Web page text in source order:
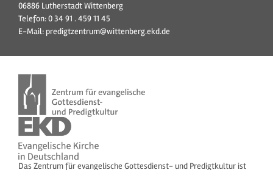
06886 Lutherstadt Wittenberg
Telefon:0 34 91 . 459 11 45
E-Mail: predigtzentrum@wittenberg.ekd.de
Das Zentrum für evangelische Gottesdienst- und Predigtkultur ist